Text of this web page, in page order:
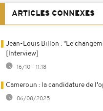
ARTICLES CONNEXES
Jean-Louis Billon : "Le
[Interview]
16/10 - 11:18
Cameroun : la candidature de
06/08/2025